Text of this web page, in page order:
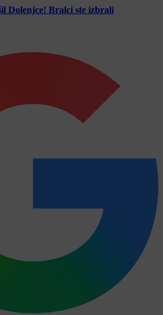
Dolenjce! Bralci ste izbrali